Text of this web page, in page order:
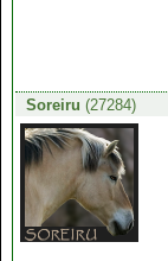
Soreiru (27284)